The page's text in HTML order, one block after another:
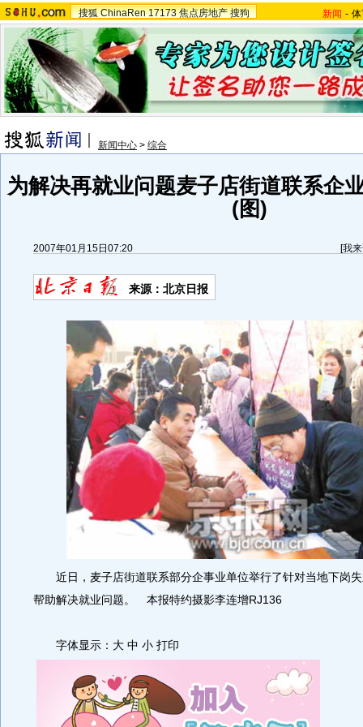
搜狐 ChinaRen 17173 焦点房地产 搜狗 新闻 -
新闻中心 > 综合
为解决再就业问题麦子店街道联系企
(图)
2007年01月15日07:20 [我
来源：北京日报
近日，麦子店街道联系部分企事业单位举行了针对当地下岗失
帮助解决就业问题。 本报特约摄影李连增RJ136
字体显示：大 中 小 打印